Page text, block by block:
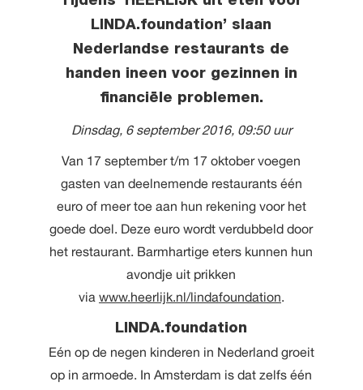
LINDA.foundation’ slaan
Nederlandse restaurants de
handen ineen voor gezinnen in
financiële problemen.
Dinsdag, 6 september 2016, 09:50 uur
Van 17 september t/m 17 oktober voegen
gasten van deelnemende restaurants één
euro of meer toe aan hun rekening voor het
goede doel. Deze euro wordt verdubbeld door
het restaurant. Barmhartige eters kunnen hun
avondje uit prikken
via www.heerlijk.nl/lindafoundation.
LINDA.foundation
Eén op de negen kinderen in Nederland groeit
op in armoede. In Amsterdam is dat zelfs één